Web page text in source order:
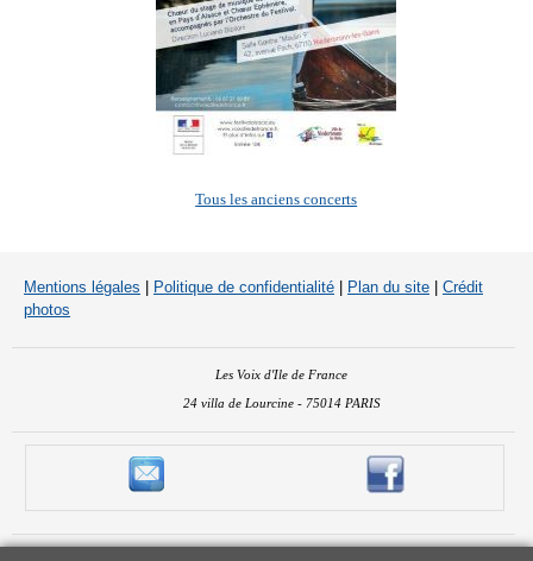
Tous les anciens concerts
Mentions légales Politique de confidentialité Plan du site
Crédit
photos
Les Voix d'Ile de France
24 villa de Lourcine - 75014 PARIS